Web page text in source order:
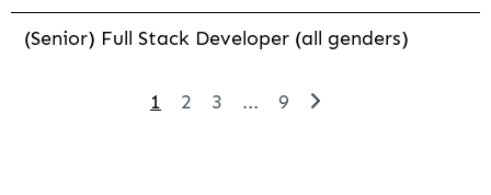
(Senior) Full Stack Developer (all genders)
1 2 3 ... 9